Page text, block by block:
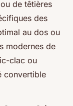
de têtières
des
au dos ou
modernes de
clac ou
convertible